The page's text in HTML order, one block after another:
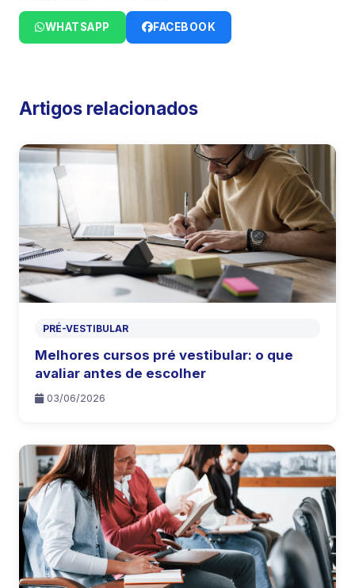
WHATSAPP FACEBOOK
Artigos relacionados
PRÉ-VESTIBULAR
Melhores cursos pré vestibular: o que
avaliar antes de escolher
03/06/2026